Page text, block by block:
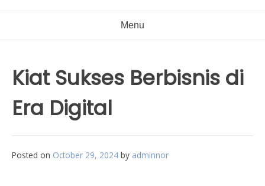
Menu
Kiat Sukses Berbisnis di
Era Digital
Posted on October 29, 2024 by adminnor